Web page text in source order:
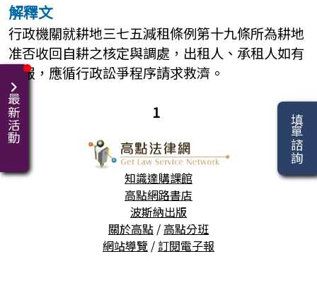
解釋文
行政機關就耕地三七五減租條例第十九條所為耕地
准否收回自耕之核定與調處，出租人、承租人如有
不服，應循行政訟爭程序請求救濟。
1
填單諮詢
最新活動
知識達購課館
高點網路書店
波斯納出版
關於高點 / 高點分班
網站導覽 /訂閱電子報